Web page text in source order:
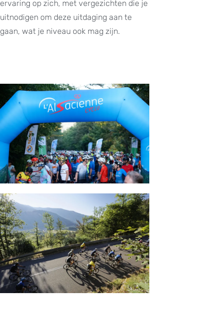
ervaring op zich, met vergezichten die je
uitnodigen om deze uitdaging aan te
gaan, wat je niveau ook mag zijn.